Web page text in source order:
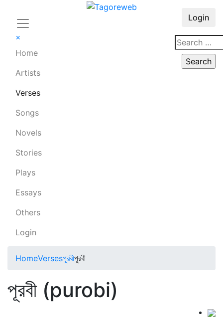
×
Home
Artists
Verses
Songs
Novels
Stories
Plays
Essays
Others
Login
Login
HomeVersesপূরবীপূরবী
পূরবী (purobi)